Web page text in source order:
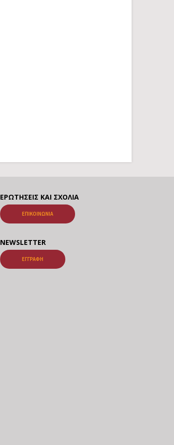
ΕΡΩΤΉΣΕΙΣ ΚΑΙ ΣΧΌΛΙΑ
ΕΠΙΚΟΙΝΩΝΊΑ
NEWSLETTER
ΕΓΓΡΑΦΉ